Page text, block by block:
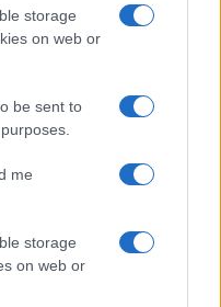
storage
on web or
be sent to
me
storage
on web or
metodologie
sono stati
Eumetra, Noto,
Tecnè e Youtrend.
Salvini: “Hanno
(e pure